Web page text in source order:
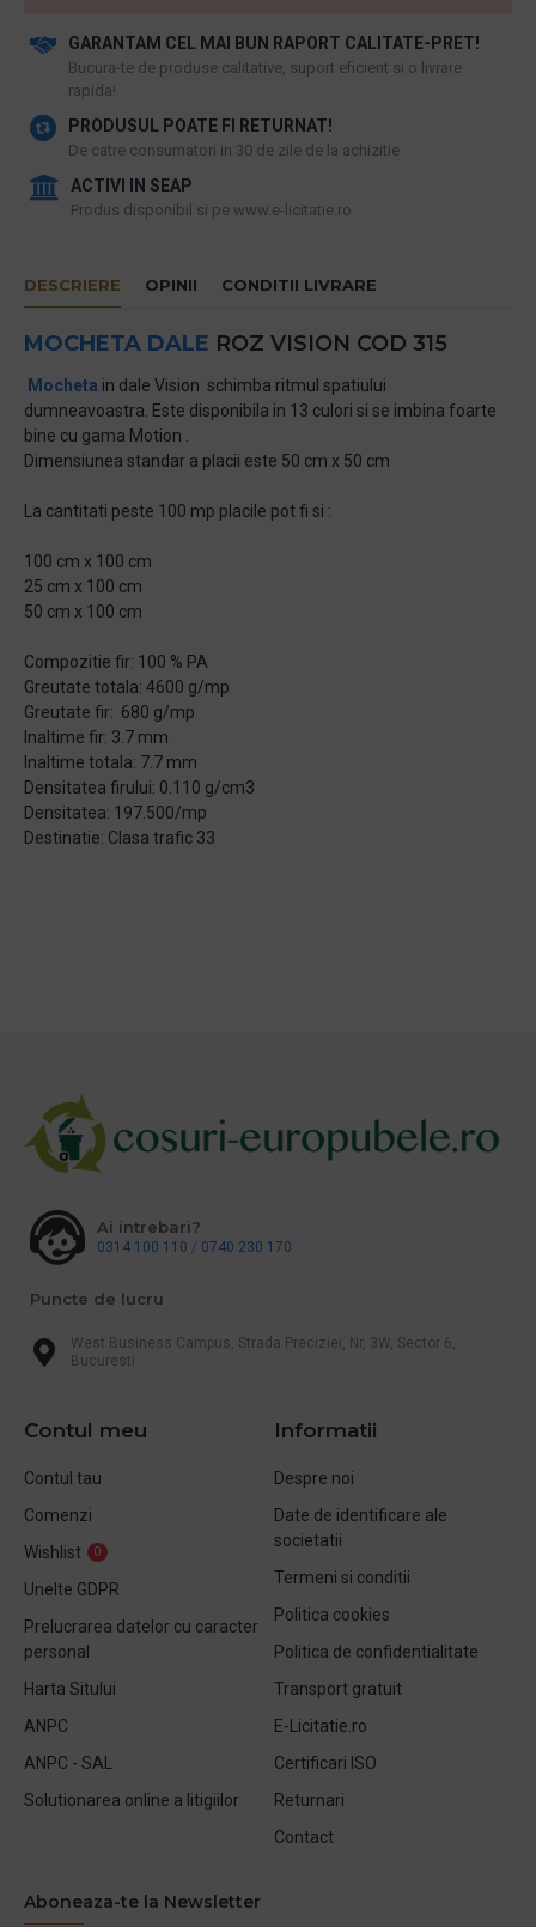
GARANTAM CEL MAI BUN RAPORT CALITATE-PRET!
​Bucura-te de produse calitative, suport eficient si o livrare
rapida!
PRODUSUL POATE FI RETURNAT!
De catre consumatori in 30 de zile de la achizitie
ACTIVI IN SEAP
Produs disponibil si pe www.e-licitatie.ro
DESCRIERE OPINII CONDITII LIVRARE
MOCHETA DALE ROZ VISION COD 315
Mocheta in dale Vision schimba ritmul spatiului
dumneavoastra. Este disponibila in 13 culori si se imbina foarte
bine cu gama Motion .
Dimensiunea standar a placii este 50 cm x 50 cm
La cantitati peste 100 mp placile pot fi si :
100 cm x 100 cm
25 cm x 100 cm
50 cm x 100 cm
Compozitie fir: 100 % PA
Greutate totala: 4600 g/mp
Greutate fir: 680 g/mp
Inaltime fir: 3.7 mm
Inaltime totala: 7.7 mm
Densitatea firului: 0.110 g/cm3
Densitatea: 197.500/mp
Destinatie: Clasa trafic 33
Ai intrebari?
0314 100 110 / 0740 230 170
Puncte de lucru
West Business Campus, Strada Preciziei, Nr, 3W, Sector 6,
Bucuresti
Contul meu
Contul tau
Comenzi
Wishlist
0
Unelte GDPR
Prelucrarea datelor cu caracter
personal
Harta Sitului
ANPC
ANPC - SAL
Solutionarea online a litigiilor
Informatii
Despre noi
Date de identificare ale
societatii
Termeni si conditii
Politica cookies
Politica de confidentialitate
Transport gratuit
E-Licitatie.ro
Certificari ISO
Returnari
Contact
Aboneaza-te la Newsletter